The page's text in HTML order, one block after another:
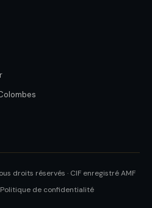
droits réservés · CIF enregistré AMF
Politique de confidentialité